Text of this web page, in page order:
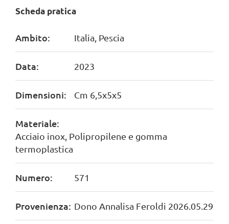
Scheda pratica
Ambito: Italia, Pescia
Data: 2023
Dimensioni: Cm 6,5x5x5
Materiale:
Acciaio inox, Polipropilene e gomma
termoplastica
Numero: 571
Provenienza: Dono Annalisa Feroldi 2026.05.29